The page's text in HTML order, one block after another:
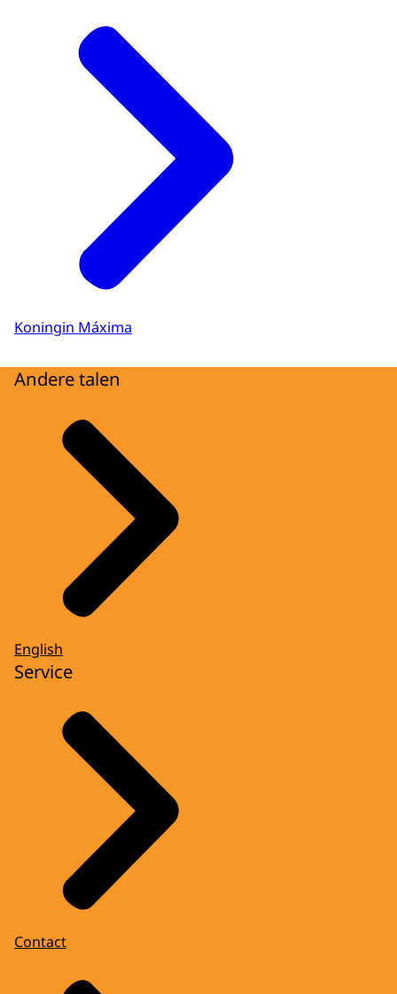
Koningin Máxima
Andere talen
English
Service
Contact